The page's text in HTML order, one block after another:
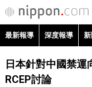
最新報導 深度報導
日本針對中國禁
RCEP討論